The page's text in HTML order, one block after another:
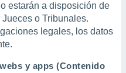
estarán a disposición de
o Tribunales.
legales, los datos
y apps (Contenido